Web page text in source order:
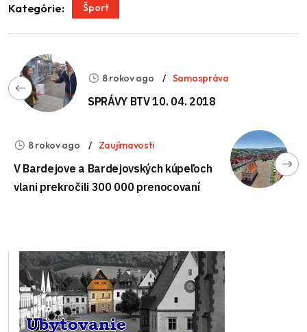
Kategórie: Šport
8 rokov ago Samospráva
SPRÁVY BTV 10. 04. 2018
8 rokov ago Zaujímavosti
V Bardejove a Bardejovských kúpeľoch
vlani prekročili 300 000 prenocovaní